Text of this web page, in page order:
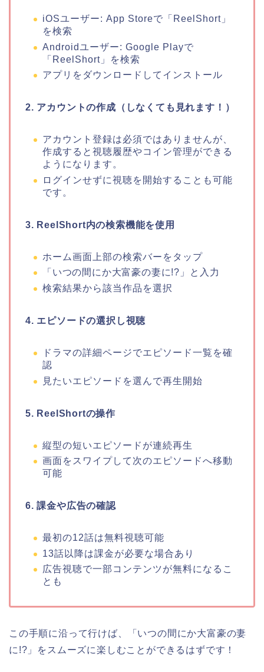
iOSユーザー: App Storeで「ReelShort」
を検索
Androidユーザー: Google Playで
「ReelShort」を検索
アプリをダウンロードしてインストール
2. アカウントの作成（しなくても見れます！）
アカウント登録は必須ではありませんが、
作成すると視聴履歴やコイン管理ができる
ようになります。
ログインせずに視聴を開始することも可能
です。
3. ReelShort内の検索機能を使用
ホーム画面上部の検索バーをタップ
「いつの間にか大富豪の妻に!? 」
と入力
検索結果から該当作品を選択
4. エピソードの選択し視聴
ドラマの詳細ページでエピソード一覧を確
認
見たいエピソードを選んで再生開始
5. ReelShortの操作
縦型の短いエピソードが連続再生
画面をスワイプして次のエピソードへ移動
可能
6. 課金や広告の確認
最初の12話は無料視聴可能
13話以降は課金が必要な場合あり
広告視聴で一部コンテンツが無料になるこ
とも
この手順に沿って行けば、
「いつの間にか大富豪の妻
に!? 」 をスムーズに楽しむことができるはずです！